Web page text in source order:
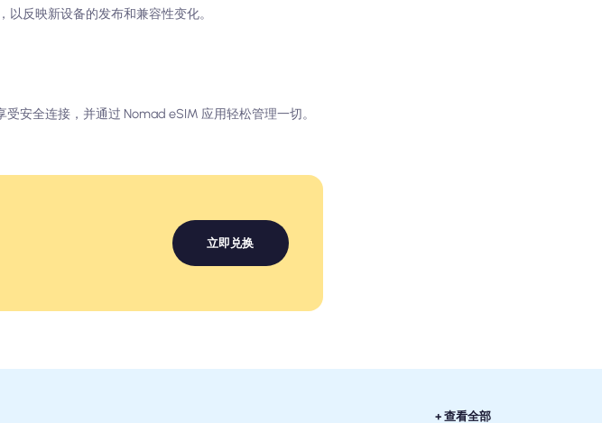
以反映新设备的发布和兼容性变化。
安全连接，并通过 Nomad eSIM 应用轻松管理一切。
立即兑换
+ 查看全部